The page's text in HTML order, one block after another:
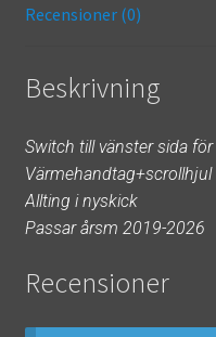
Recensioner (0)
Beskrivning
Switch till vänster sida
Värmehandtag+scrollhjul
Allting i nyskick
Passar årsm 2019-2026
Recensioner